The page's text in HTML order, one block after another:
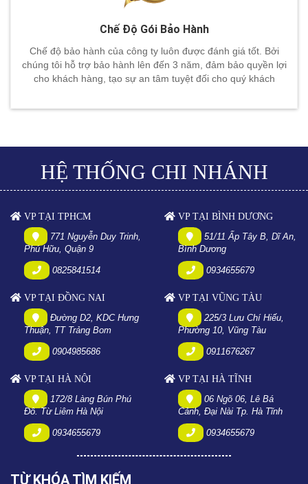
Chế Độ Gói Bảo Hành
Chế độ bảo hành của công ty luôn được đánh giá tốt. Bởi
chúng tôi hỗ trợ bảo hành lên đến 3 năm, đảm bảo quyền lợi
cho khách hàng, tạo sự an tâm tuyệt đối cho quý khách
HỆ THỐNG CHI NHÁNH
VP TẠI TPHCM
771 Nguyễn Duy Trinh,
Phú Hữu, Quận 9
0825841514
VP TẠI BÌNH DƯƠNG
51/11 Ấp Tây B, Dĩ An,
Bình Dương
0934655679
VP TẠI ĐỒNG NAI
Đường D2, KDC Hưng
Thuận, TT Trảng Bom
0904985686
VP TẠI VŨNG TÀU
225/3 Lưu Chí Hiếu,
Phường 10, Vũng Tàu
0911676267
VP TẠI HÀ NỘI
172/8 Làng Bún Phú
Đô. Từ Liêm Hà Nội
0934655679
VP TẠI HÀ TĨNH
06 Ngõ 06, Lê Bá
Cảnh, Đại Nài Tp. Hà Tĩnh
0934655679
TỪ KHÓA TÌM KIẾM